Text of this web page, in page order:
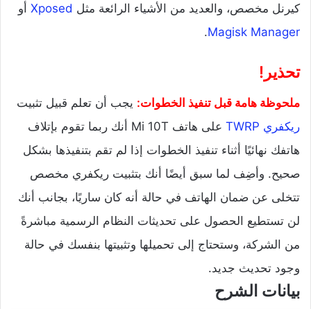
كيرنل مخصص، والعديد من الأشياء الرائعة مثل Xposed أو
Magisk Manager
.
تحذير!
ملحوظة هامة قبل تنفيذ الخطوات: يجب أن تعلم قبيل تثبيت
ريكفري TWRP
على هاتف Mi 10T أنك ربما تقوم بإتلاف
هاتفك نهائيًا أثناء تنفيذ الخطوات إذا لم تقم بتنفيذها بشكل
صحيح. وأضِف لما سبق أيضًا أنك بتثبيت ريكفري مخصص
تتخلى عن ضمان الهاتف في حالة أنه كان ساريًا، بجانب أنك
لن تستطيع الحصول على تحديثات النظام الرسمية مباشرةً
من الشركة، وستحتاج إلى تحميلها وتثبيتها بنفسك في حالة
وجود تحديث جديد.
بيانات الشرح